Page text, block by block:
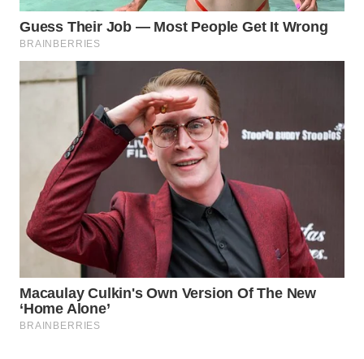
PERSONA
WAHANA
OTOMOTIF
WAHANA
DESA
WISATA
LAPAK
WAHANA
Wahana
Network